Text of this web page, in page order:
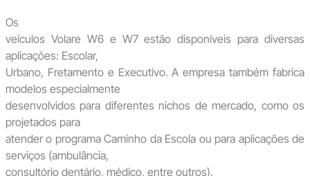
Os
veículos Volare W6 e W7 estão disponíveis para diversas
aplicações: Escolar,
Urbano, Fretamento e Executivo. A empresa também fabrica
modelos especialmente
desenvolvidos para diferentes nichos de mercado, como os
projetados para
atender o programa Caminho da Escola ou para aplicações de
serviços (ambulância,
consultório dentário, médico, entre outros).